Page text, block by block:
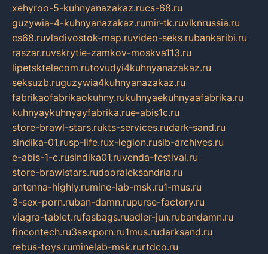
xehyroo-5-kuhnyanazakaz.rucs-68.ru
guzywia-4-kuhnyanazakaz.rumir-tk.ruvlknrussia.ru
cs68.ruvladivostok-map.ruvideo-seks.rubankaribi.ru
raszar.ruvskrytie-zamkov-moskva113.ru
lipetsktelecom.rutovudyi4kuhnyanazakaz.ru
seksuzb.ruguzywia4kuhnyanazakaz.ru
fabrikaofabrikaokuhny.rukuhnyaekuhnyaafabrika.ru
kuhnyaykuhnyayfabrika.rue-abis1c.ru
store-brawl-stars.rukts-services.rudark-sand.ru
sindika-01.rusp-life.rux-legion.rusib-archives.ru
e-abis-1-c.rusindika01.ruvenda-festival.ru
store-brawlstars.rudooraleksandria.ru
antenna-highly.rumine-lab-msk.ru1-mus.ru
3-sex-porn.ruban-damn.rupurse-factory.ru
viagra-tablet.rufasbags.ruadler-jun.rubandamn.ru
fincontech.ru3sexporn.ru1mus.rudarksand.ru
rebus-toys.ruminelab-msk.rurtdco.ru